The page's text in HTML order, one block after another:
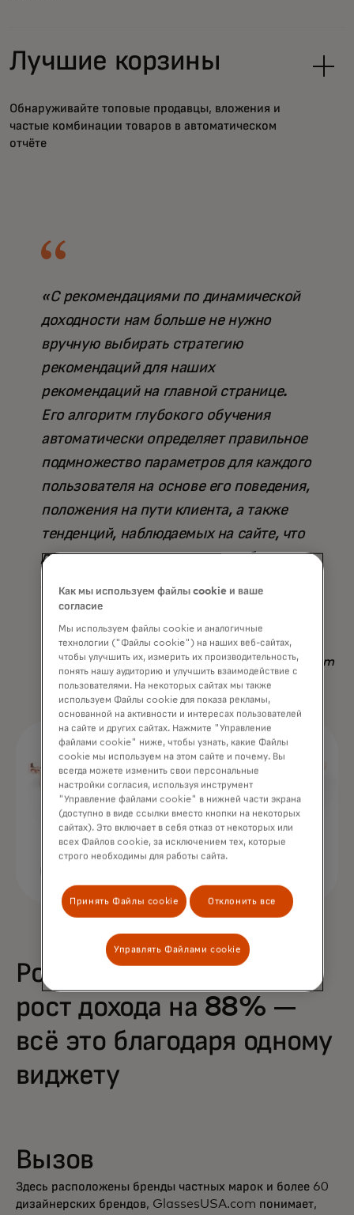
Лучшие корзины
Обнаруживайте топовые продавцы, вложения и
частые комбинации товаров в автоматическом
отчёте
«С рекомендациями по динамической
доходности нам больше не нужно
вручную выбирать стратегию
рекомендаций для наших
рекомендаций на главной странице.
Его алгоритм глубокого обучения
автоматически определяет правильное
подмножество параметров для каждого
пользователя на основе его поведения,
положения на пути клиента, а также
тенденций, наблюдаемых на сайте, что
делает его превосходящим любую
только по результату, но и по
сэкономленному времени».
Nadav Yekutiel, Head of Data, GlassesUSA.com
Рост покупок на 68% и
рост дохода на 88% —
всё это благодаря одному
виджету
Вызов
Здесь расположены бренды частных марок и более 60
дизайнерских брендов, GlassesUSA.com понимает,
Как мы используем файлы cookie и ваше
согласие
Мы используем файлы cookie и аналогичные
технологии ("Файлы cookie") на наших веб-сайтах,
чтобы улучшить их, измерить их производительность,
понять нашу аудиторию и улучшить взаимодействие с
пользователями. На некоторых сайтах мы также
используем Файлы cookie для показа рекламы,
основанной на активности и интересах пользователей
на сайте и других сайтах. Нажмите "Управление
файлами cookie" ниже, чтобы узнать, какие Файлы
cookie мы используем на этом сайте и почему. Вы
всегда можете изменить свои персональные
настройки согласия, используя инструмент
"Управление файлами cookie" в нижней части экрана
(доступно в виде ссылки вместо кнопки на некоторых
сайтах). Это включает в себя отказ от некоторых или
всех Файлов cookie, за исключением тех, которые
строго необходимы для работы сайта.
Принять Файлы cookie Отклонить все
Управлять Файлами cookie